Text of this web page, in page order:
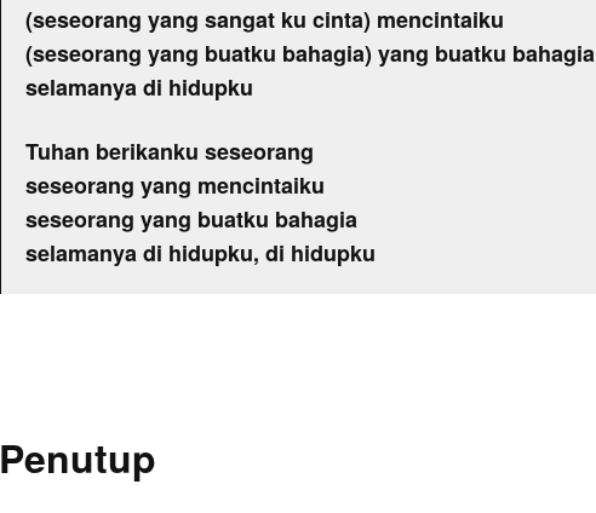
(seseorang yang sangat ku cinta) mencintaiku
(seseorang yang buatku bahagia) yang buatku bahagia
selamanya di hidupku
Tuhan berikanku seseorang
seseorang yang mencintaiku
seseorang yang buatku bahagia
selamanya di hidupku, di hidupku
Penutup